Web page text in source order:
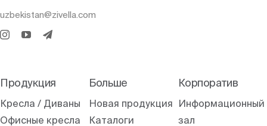
uzbekistan@zivella.com
Продукция
Кресла / Диваны
Офисные кресла
Больше
Новая продукция
Каталоги
Корпоратив
Информационный
зал